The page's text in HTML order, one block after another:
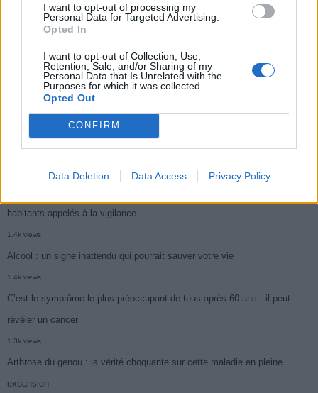
I want to opt-out of processing my
Personal Data for Targeted Advertising.
Opted In
I want to opt-out of Collection, Use,
Retention, Sale, and/or Sharing of my
Personal Data that Is Unrelated with the
Purposes for which it was collected.
Opted Out
CONFIRM
Data Deletion Data Access Privacy Policy
Ce cancer mortel explose chez les personnes nées après 1980 : le
Je suis cardiologue et voici le seul chocolat que je valide : c’est le
meilleur pour le cœur
Cancer du foie : Symptômes silencieux mais vitaux à connaître
habitants appelés à la vigilance
1.4k views
Alcool : un signe inattendu qui pourrait sauver votre vie
1.4k views
C’est le symptôme le plus préoccupant de tous après 60 ans : il peut
révéler un cancer
1.3k views
Arthrose du genou : la vérité choquante sur cette maladie en pleine
expansion